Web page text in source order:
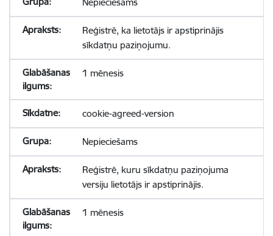
Reģistrē, ka lietotājs ir apstiprinājis
sīkdatņu paziņojumu.
1 mēnesis
cookie-agreed-version
Nepieciešams
Reģistrē, kuru sīkdatņu paziņojuma
versiju lietotājs ir apstiprinājis.
1 mēnesis